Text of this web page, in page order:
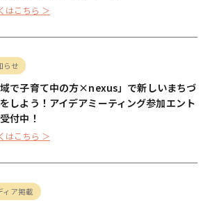
はこちら ＞
らせ
域で子育て中の方×nexus」で新しいまちづ
しよう！アイデアミーティング参加エント
付中！
はこちら ＞
ィア掲載